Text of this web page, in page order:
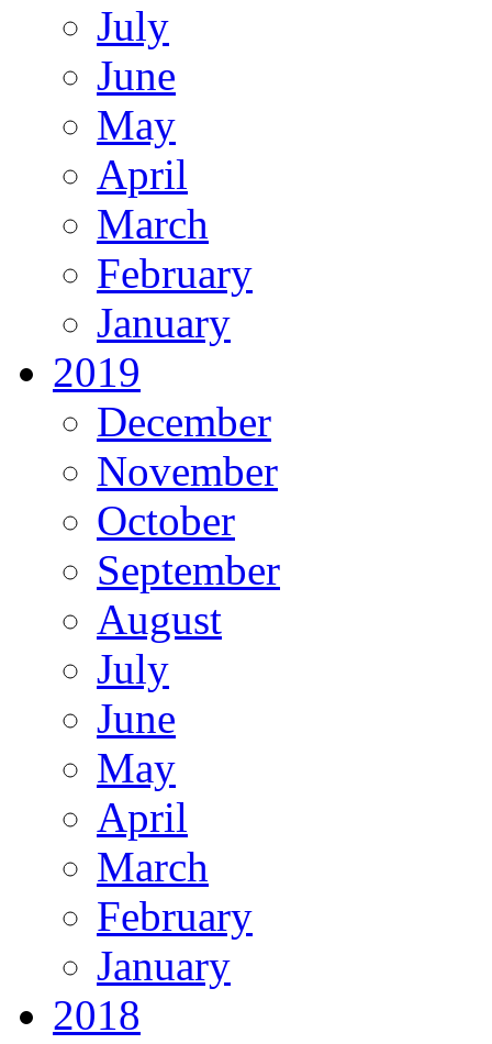
July
June
May
April
March
February
January
2019
December
November
October
September
August
July
June
May
April
March
February
January
2018